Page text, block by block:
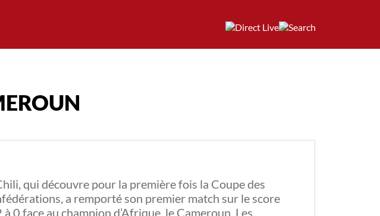
qui découvre pour la première fois la Coupe des
a remporté son premier match sur le score
à 0 face au champion d’Afrique, le Cameroun. Les